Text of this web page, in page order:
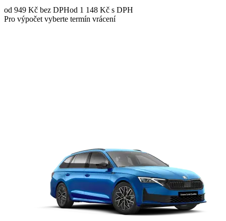
od 949 Kč bez DPHod 1 148 Kč s DPH
Pro výpočet vyberte termín vrácení